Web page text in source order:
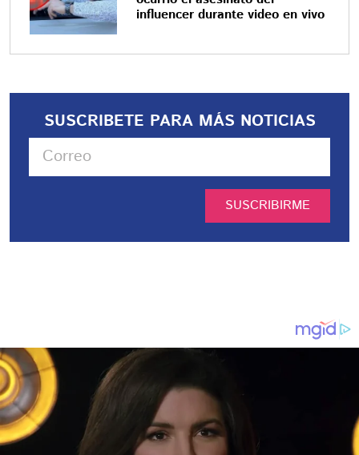
influencer durante video en vivo
SUSCRIBETE PARA MÁS NOTICIAS
SUSCRIBIRME